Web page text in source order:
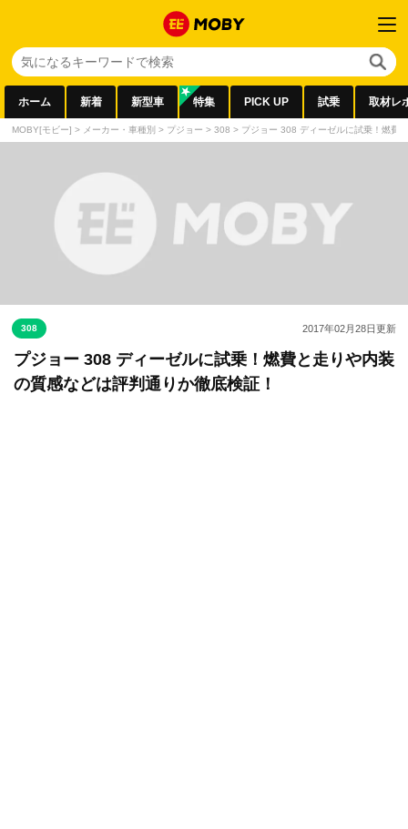
ホーム 新着 新型車 特集 PICK UP 試乗 取材レ
MOBY[モビー] > メーカー・車種別 > プジョー > 308 > プジョー 308 ディーゼルに試乗！燃費
308 2017年02月28日更新
プジョー 308 ディーゼルに試乗！燃費と走りや内装
の質感などは評判通りか徹底検証！